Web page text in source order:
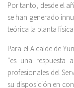
Por tanto, desde el
se han generado
teórica la planta
Para el Alcalde de
“es una respuesta
profesionales del
su disposición en